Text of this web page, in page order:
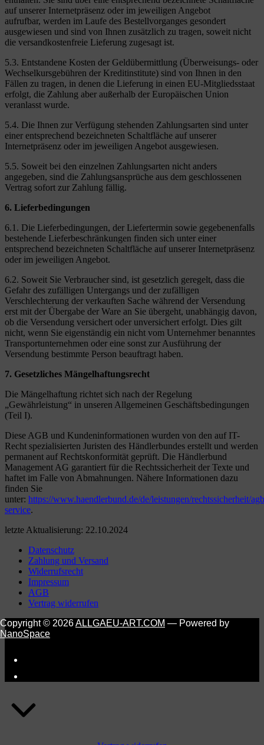
auf unserer Internetpräsenz oder im jeweiligen Angebot
aufrufbar, werden im Laufe des Bestellvorganges gesondert
ausgewiesen und sind von Ihnen zusätzlich zu tragen, soweit nicht
die versandkostenfreie Lieferung zugesagt ist.
5.3. Entstandene Kosten der Geldübermittlung (Überweisungs- oder
Wechselkursgebühren der Kreditinstitute) sind von Ihnen in den
Fällen zu tragen, in denen die Lieferung in einen EU-Mitgliedsstaat
erfolgt, die Zahlung aber außerhalb der Europäischen Union
veranlasst wurde.
5.4. Die Ihnen zur Verfügung stehenden Zahlungsarten sind unter
einer entsprechend bezeichneten Schaltfläche auf unserer
Internetpräsenz oder im jeweiligen Angebot ausgewiesen.
5.5. Soweit bei den einzelnen Zahlungsarten nicht anders
angegeben, sind die Zahlungsansprüche aus dem geschlossenen
Vertrag sofort zur Zahlung fällig.
6. Lieferbedingungen
6.1. Die Lieferbedingungen, der Liefertermin sowie gegebenenfalls
bestehende Lieferbeschränkungen finden sich unter einer
entsprechend bezeichneten Schaltfläche auf unserer Internetpräsenz
oder im jeweiligen Angebot.
6.2. Soweit Sie Verbraucher sind, ist gesetzlich geregelt, dass die
Gefahr des zufälligen Untergangs und der zufälligen
Verschlechterung der verkauften Sache während der Versendung
erst mit der Übergabe der Ware an Sie übergeht, unabhängig davon,
ob die Versendung versichert oder unversichert erfolgt. Dies gilt
nicht, wenn Sie eigenständig ein nicht vom Unternehmer benanntes
Transportunternehmen oder eine sonst zur Ausführung der
Versendung bestimmte Person beauftragt haben.
7. Gesetzliches Mängelhaftungsrecht
Die Mängelhaftung richtet sich nach der Regelung
„Gewährleistung“ in unseren Allgemeinen Geschäftsbedingungen
(Teil I).
Diese AGB und Kundeninformationen wurden von den auf IT-
Recht spezialisierten Juristen des Händlerbundes erstellt und werden
permanent auf Rechtskonformität geprüft. Die Händlerbund
Management AG garantiert für die Rechtssicherheit der Texte und
haftet im Falle von Abmahnungen. Nähere Informationen dazu
finden Sie
unter: https://www.haendlerbund.de/de/leistungen/rechtssicherheit/
service.
letzte Aktualisierung: 22.10.2024
Skip
back
main
navigation
Datenschutz
Zahlung und Versand
Widerrufsrecht
Impressum
AGB
Vertrag widerrufen
Copyright © 2026ALLGAEU-ART.COM — Powered by
NanoSpace